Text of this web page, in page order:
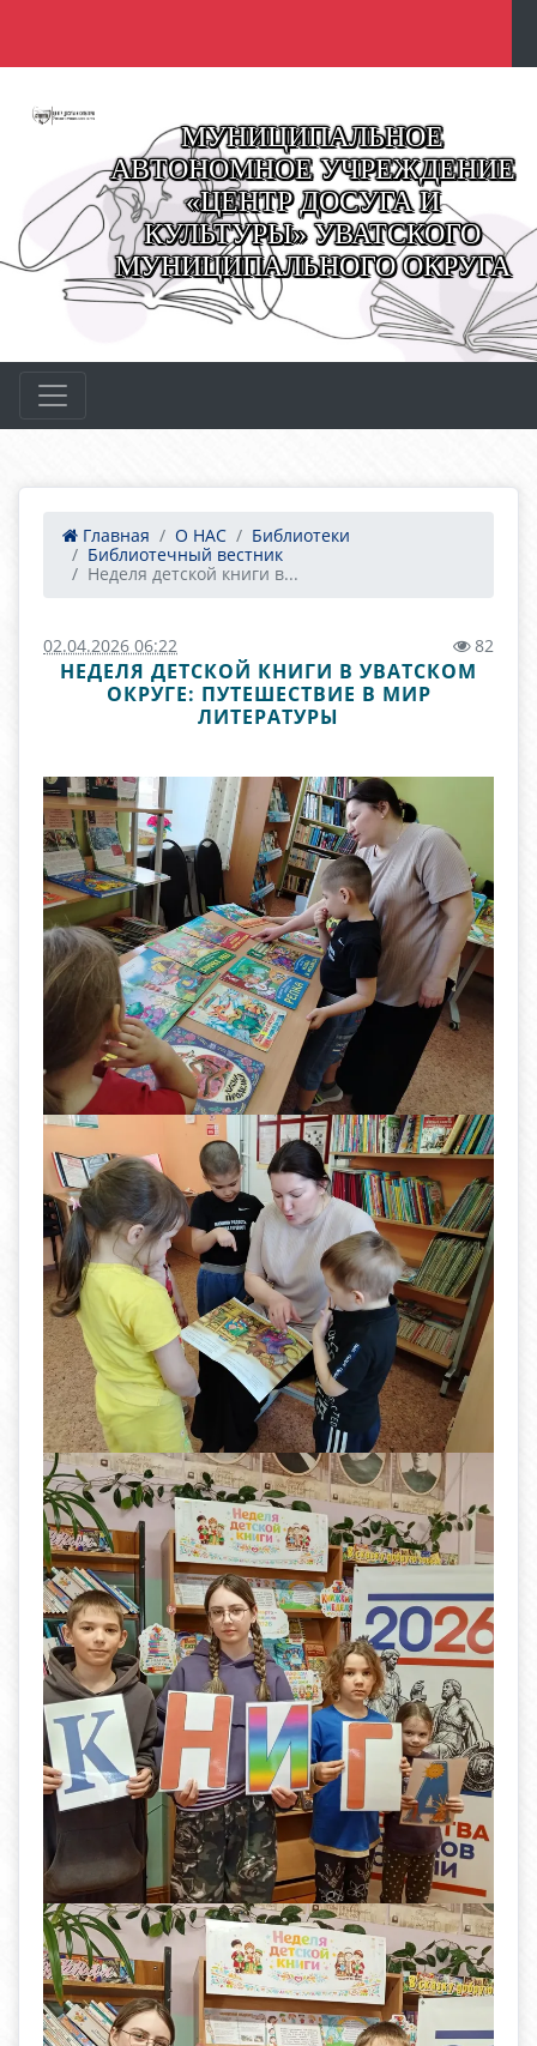
МУНИЦИПАЛЬНОЕ
АВТОНОМНОЕ УЧРЕЖДЕНИЕ
«ЦЕНТР ДОСУГА И
КУЛЬТУРЫ» УВАТСКОГО
МУНИЦИПАЛЬНОГО ОКРУГА
Главная О НАС
Библиотеки
Библиотечный вестник
Неделя детской книги в...
02.04.2026 06:22 82
НЕДЕЛЯ ДЕТСКОЙ КНИГИ В УВАТСКОМ
ОКРУГЕ: ПУТЕШЕСТВИЕ В МИР
ЛИТЕРАТУРЫ